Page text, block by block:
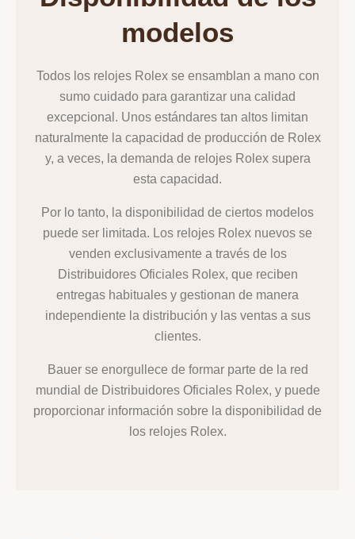
modelos
Todos los relojes Rolex se ensamblan a mano con
sumo cuidado para garantizar una calidad
excepcional. Unos estándares tan altos limitan
naturalmente la capacidad de producción de Rolex
y, a veces, la demanda de relojes Rolex supera
esta capacidad.
Por lo tanto, la disponibilidad de ciertos modelos
puede ser limitada. Los relojes Rolex nuevos se
venden exclusivamente a través de los
Distribuidores Oficiales Rolex, que reciben
entregas habituales y gestionan de manera
independiente la distribución y las ventas a sus
clientes.
Bauer se enorgullece de formar parte de la red
mundial de Distribuidores Oficiales Rolex, y puede
proporcionar información sobre la disponibilidad de
los relojes Rolex.